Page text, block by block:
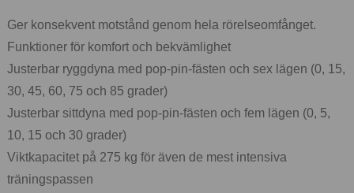
Ger konsekvent motstånd genom hela rörelseomfånget.
Funktioner för komfort och bekvämlighet
Justerbar ryggdyna med pop-pin-fästen och sex lägen (0, 15,
30, 45, 60, 75 och 85 grader)
Justerbar sittdyna med pop-pin-fästen och fem lägen (0, 5,
10, 15 och 30 grader)
Viktkapacitet på 275 kg för även de mest intensiva
träningspassen